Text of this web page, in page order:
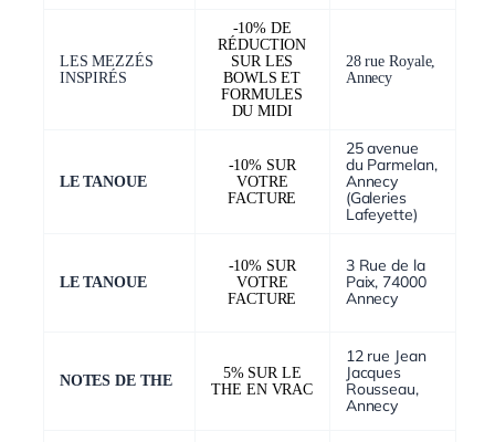
LES MEZZÉS
INSPIRÉS
-10% DE
RÉDUCTION
SUR LES
BOWLS ET
FORMULES
DU MIDI
28 rue Royale,
Annecy
LE TANOUE
-10% SUR
VOTRE
FACTURE
25 avenue
du Parmelan,
Annecy
(Galeries
Lafeyette)
LE TANOUE
-10% SUR
VOTRE
FACTURE
3 Rue de la
Paix, 74000
Annecy
NOTES DE THE
5% SUR LE
THE EN VRAC
12 rue Jean
Jacques
Rousseau,
Annecy